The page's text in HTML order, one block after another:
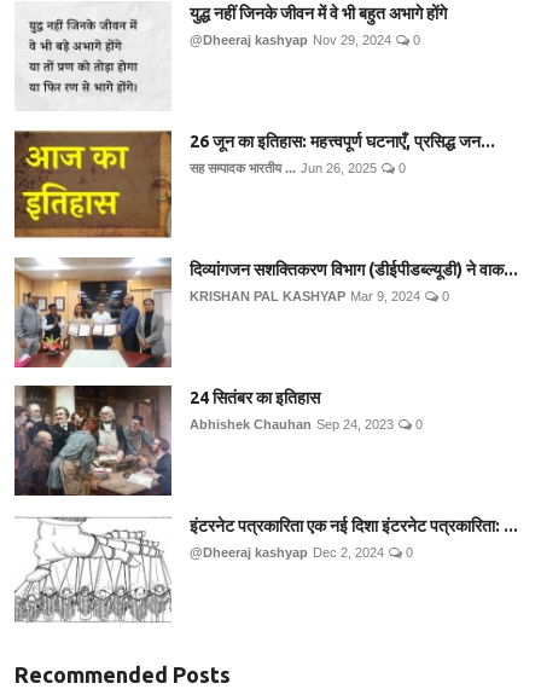
युद्ध नहीं जिनके जीवन में वे भी बहुत अभागे होंगे
@Dheeraj kashyap Nov 29, 2024 0
26 जून का इतिहास: महत्त्वपूर्ण घटनाएँ, प्रसिद्ध जन...
सह सम्पादक भारतीय ... Jun 26, 2025 0
दिव्यांगजन सशक्तिकरण विभाग (डीईपीडब्ल्यूडी) ने वाक...
KRISHAN PAL KASHYAP Mar 9, 2024 0
24 सितंबर का इतिहास
Abhishek Chauhan Sep 24, 2023 0
इंटरनेट पत्रकारिता एक नई दिशा इंटरनेट पत्रकारिता: ...
@Dheeraj kashyap Dec 2, 2024 0
Recommended Posts